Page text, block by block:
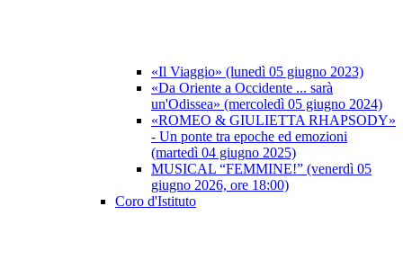
«Il Viaggio» (lunedì 05 giugno 2023)
«Da Oriente a Occidente ... sarà
un'Odissea» (mercoledì 05 giugno 2024)
«ROMEO & GIULIETTA RHAPSODY»
- Un ponte tra epoche ed emozioni
(martedì 04 giugno 2025)
MUSICAL “FEMMINE!” (venerdì 05
giugno 2026, ore 18:00)
Coro d'Istituto